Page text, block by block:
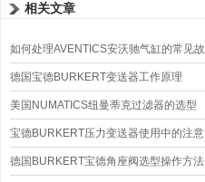
相关文章
如何处理AVENTICS安沃驰气缸的常见故
障
德国宝德BURKERT变送器工作原理
美国NUMATICS纽曼蒂克过滤器的选型
要点
宝德BURKERT压力变送器使用中的注意
事项
德国BURKERT宝德角座阀选型操作方法